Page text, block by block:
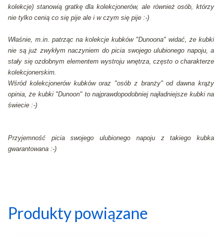
kolekcje) stanowią gratkę dla kolekcjonerów, ale również osób, którzy
nie tylko cenią co się pije ale i w czym się pije :-)
Właśnie, m.in. patrząc na kolekcje kubków "Dunoona" widać, że kubki
nie są już zwykłym naczyniem do picia swojego ulubionego napoju, a
stały się ozdobnym elementem wystroju wnętrza, często o charakterze
kolekcjonerskim.
Wśród kolekcjonerów kubków oraz "osób z branży" od dawna krąży
opinia, że kubki "Dunoon" to najprawdopodobniej najładniejsze kubki na
świecie :-)
Przyjemność picia swojego ulubionego napoju z takiego kubka
gwarantowana :-)
Produkty powiązane